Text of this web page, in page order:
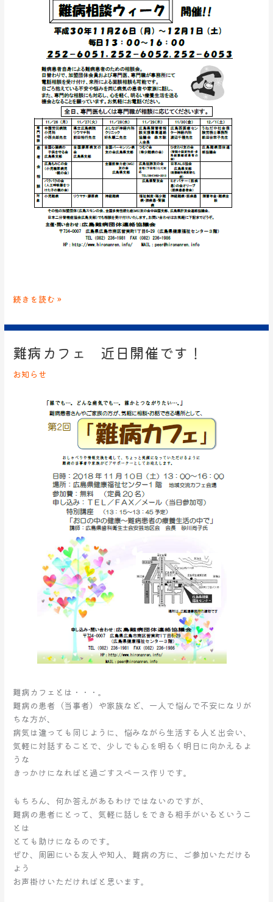
続きを読む »
難病カフェ 近日開催です！
お知らせ
難病カフェとは・・・。
難病の患者（当事者）や家族など、一人で悩んで不安になりが
ちな方が、
病気は違っても同じように、悩みながら生活する人と出会い、
気軽に対話することで、少しでも心を明るく明日に向かえるよ
うな
きっかけになればと過ごすスペース作りです。
もちろん、何か答えがあるわけではないのですが、
難病の患者にとって、気軽に話しをできる相手がいるというこ
とは
とても助けになるのです。
ぜひ、周囲にいる友人や知人、難病の方に、ご参加いただける
よう
お声掛けいただければと思います。
難
病
カ